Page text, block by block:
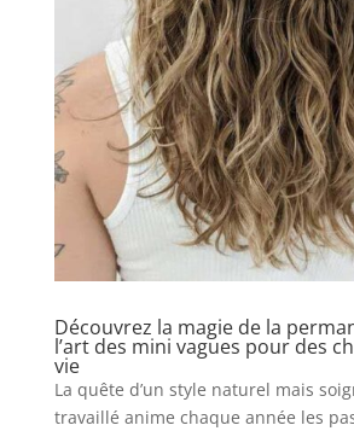
Découvrez la magie de la
l’art des mini vagues pour des
vie
La quête d’un style naturel mais
travaillé anime chaque année les